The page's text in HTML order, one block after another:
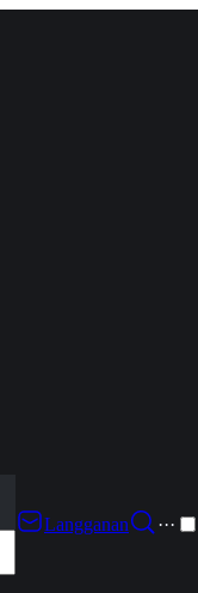
Langganan
···